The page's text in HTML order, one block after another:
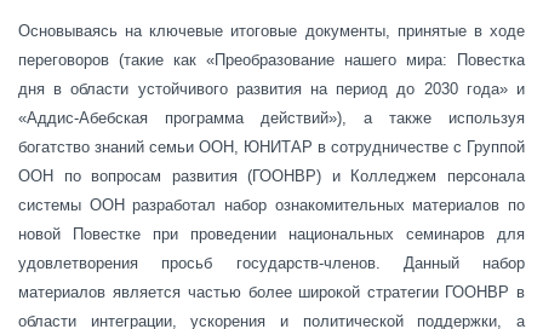
Основываясь на ключевые итоговые документы, принятые в ходе
переговоров (такие как «Преобразование нашего мира: Повестка
дня в области устойчивого развития на период до 2030 года» и
«Аддис-Абебская программа действий»), а также используя
богатство знаний семьи ООН, ЮНИТАР в сотрудничестве с Группой
ООН по вопросам развития (ГООНВР) и Колледжем персонала
системы ООН разработал набор ознакомительных материалов по
новой Повестке при проведении национальных семинаров для
удовлетворения просьб государств-членов. Данный набор
материалов является частью более широкой стратегии ГООНВР в
области интеграции, ускорения и политической поддержки, а